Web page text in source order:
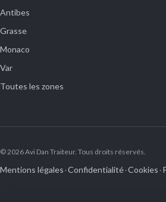
Antibes
Grasse
Monaco
Var
Toutes les zones
© 2026 Avi Dan Traiteur. Tous droits réservés.
Mentions légales ·Confidentialité ·Cookies ·